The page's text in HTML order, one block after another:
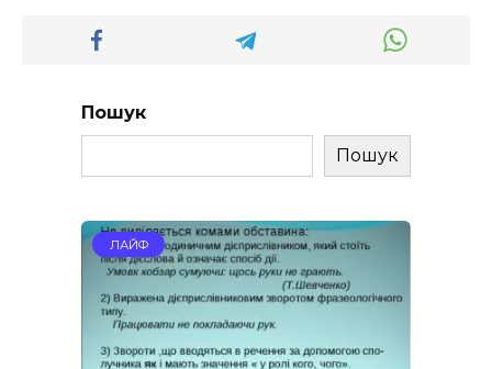
Пошук
Пошук
ЛАЙФ